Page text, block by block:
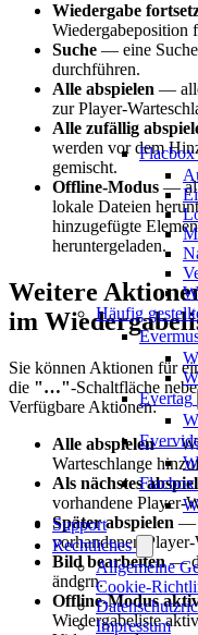
Flacbox
Häufig
Evertag
Flacbox
Support
Rechtliches
Allgemeine
Cookie-
Impressum
Wiedergabe
Wiedergabeposition
Suche — eine Suche
durchführen.
Alle abspielen —
zur Player-
Alle zufällig
werden vor dem
gemischt.
Offline-Modus —
lokale Dateien
hinzugefügte
heruntergeladen.
Weitere
im
Sie können Aktionen für
die "…"-Schaltfläche
Verfügbare Aktionen:
Alle abspielen—
Warteschlange
Als nächstes
vorhandene Player-
Später abspielen —
vorhandenen
Bild bearbeiten—
ändern.
Offline-Modus
Wiedergabeliste